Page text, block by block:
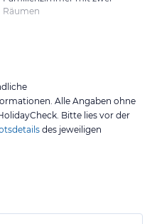
Räumen
Alle Angaben ohne
Bitte lies vor der
des jeweiligen